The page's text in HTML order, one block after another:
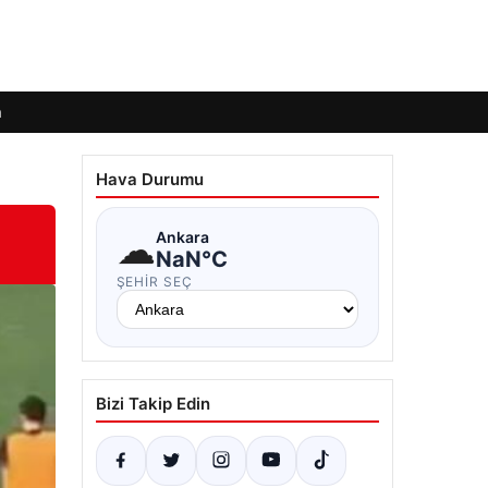
Hava Durumu
☁Ankara
NaN°C
ŞEHIR SEÇ
Bizi Takip Edin